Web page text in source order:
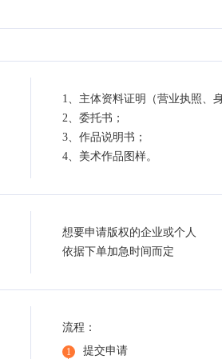
1、主体资料证明（营业执照、
2、委托书；
3、作品说明书；
4、美术作品图样。
想要申请版权的企业或个人
依据下单加急时间而定
流程：
1 提交申请